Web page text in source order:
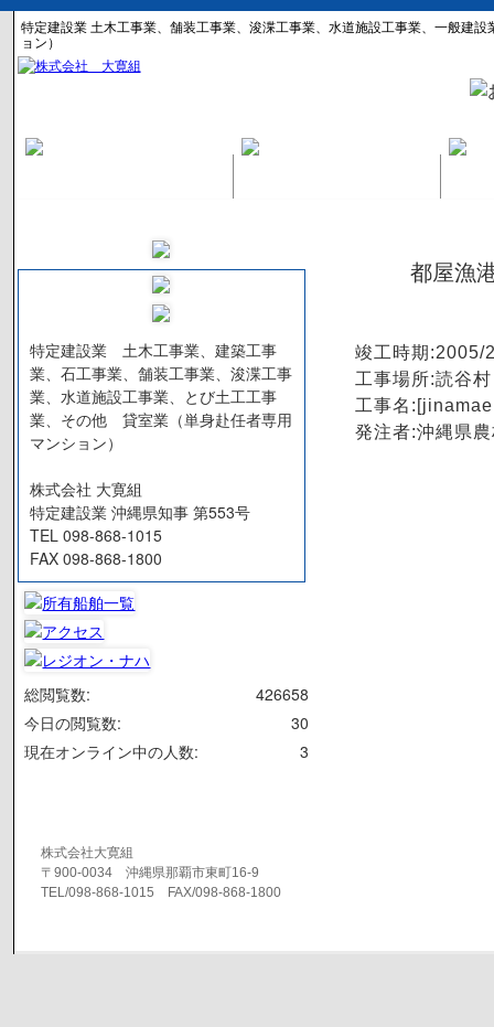
特定建設業 土木工事業、舗装工事業、浚渫工事業、水道施設工事業、一般建
ョン）
都屋漁
竣工時期:2005/
工事場所:読谷村
工事名
発注者:沖縄県
特定建設業 土木工事業、建築工事
業、石工事業、舗装工事業、浚渫工事
業、水道施設工事業、とび土工工事
業、その他 貸室業（単身赴任者専用
マンション）
株式会社 大寛組
特定建設業 沖縄県知事 第553号
TEL 098-868-1015
FAX 098-868-1800
426658
総閲覧数:
30
今日の閲覧数:
3
現在オンライン中の人数:
株式会社大寛組
〒900-0034 沖縄県那覇市東町16-9
TEL/098-868-1015 FAX/098-868-1800